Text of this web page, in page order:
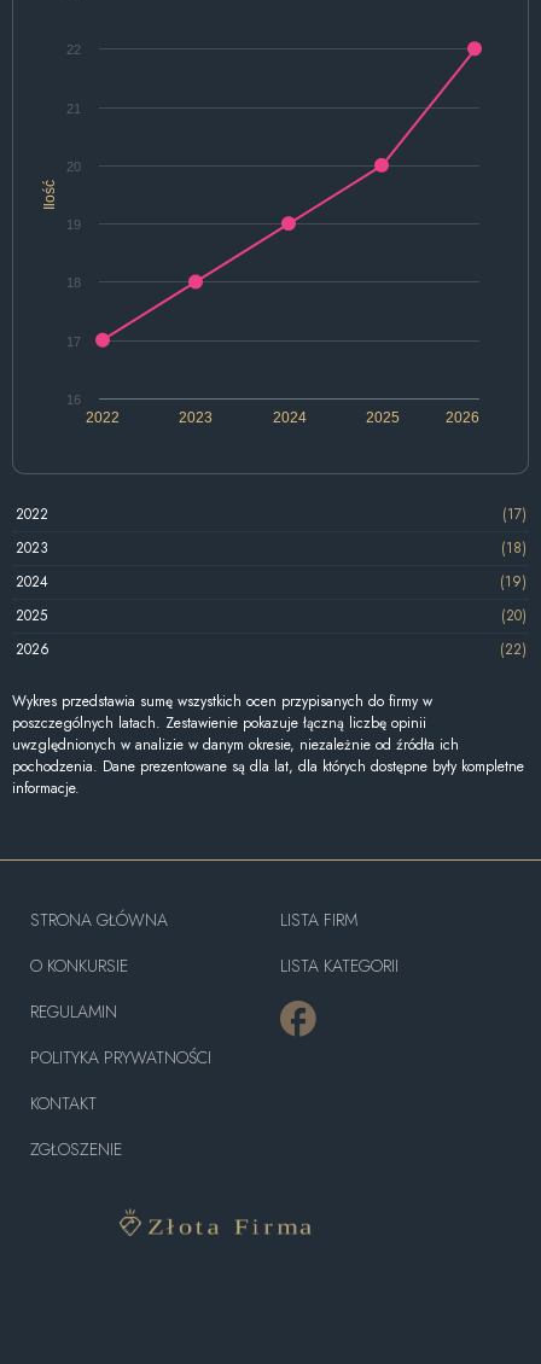
Ilość
2022 2024 2026
2023 2025
16
17
18
19
20
21
22
2022
(17)
2023
(18)
2024
(19)
2025
(20)
2026
(22)
Wykres przedstawia sumę wszystkich ocen przypisanych do firmy w
poszczególnych latach. Zestawienie pokazuje łączną liczbę opinii
uwzględnionych w analizie w danym okresie, niezależnie od źródła ich
pochodzenia. Dane prezentowane są dla lat, dla których dostępne były kompletne
informacje.
STRONA GŁÓWNA
O KONKURSIE
REGULAMIN
POLITYKA PRYWATNOŚCI
KONTAKT
ZGŁOSZENIE
LISTA FIRM
LISTA KATEGORII